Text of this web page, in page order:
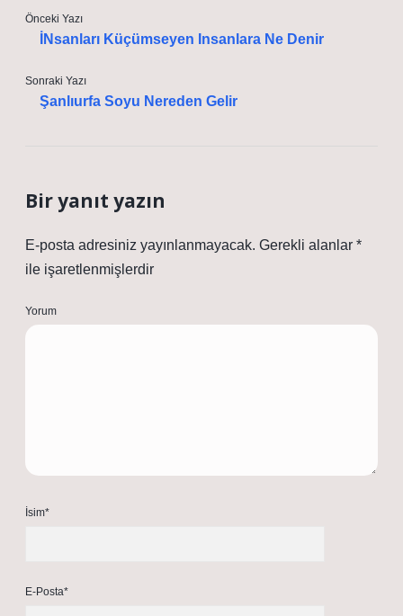
Önceki Yazı
İNsanları Küçümseyen Insanlara Ne Denir
Sonraki Yazı
Şanlıurfa Soyu Nereden Gelir
Bir yanıt yazın
E-posta adresiniz yayınlanmayacak. Gerekli alanlar *
ile işaretlenmişlerdir
Yorum
İsim*
E-Posta*